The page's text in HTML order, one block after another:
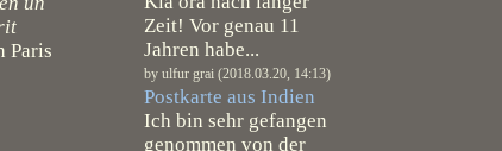
Paris
Zeit! Vor genau 11
Jahren habe...
by ulfur grai (2018.03.20, 14:13)
Postkarte aus Indien
Ich bin sehr gefangen
genommen von der